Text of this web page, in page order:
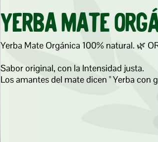
Yerba Mate
Yerba Mate Orgánica 100% natural. 🌿
Sabor original, con la Intensidad justa.
Los amantes del mate dicen " Yerba con